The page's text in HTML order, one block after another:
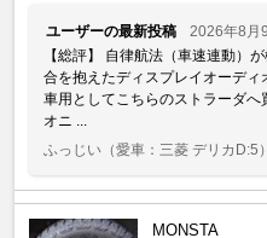
ユーザーの最新投稿
2026年8月
【総評】 自律航法（車速連動）
合を抱えたディスプレイオーデ
車用としてこちらのストラーダ
オニ ...
ふっじい （愛車：三菱 デリカD:5）
MONSTA